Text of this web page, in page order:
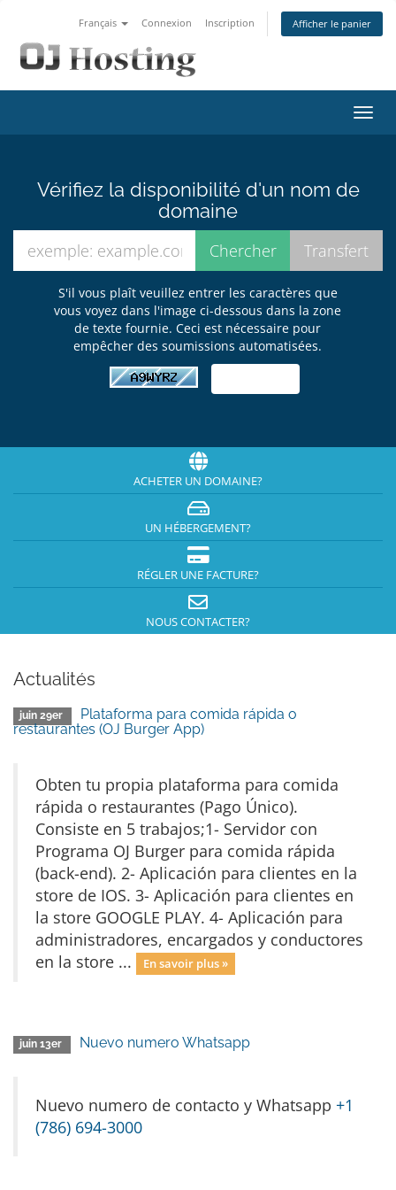
Français Connexion Inscription Afficher le panier
la
Vérifiez la disponibilité d'un nom de
domaine
S'il vous plaît veuillez entrer les caractères que
vous voyez dans l'image ci-dessous dans la zone
de texte fournie. Ceci est nécessaire pour
empêcher des soumissions automatisées.
ACHETER UN DOMAINE?
UN HÉBERGEMENT?
RÉGLER UNE FACTURE?
NOUS CONTACTER?
Actualités
juin 29er
Plataforma para comida rápida o
restaurantes (OJ Burger App)
Obten tu propia plataforma para comida
rápida o restaurantes (Pago Único).
Consiste en 5 trabajos;1- Servidor con
Programa OJ Burger para comida rápida
(back-end). 2- Aplicación para clientes en la
store de IOS. 3- Aplicación para clientes en
la store GOOGLE PLAY. 4- Aplicación para
administradores, encargados y conductores
en la store ...
En savoir plus »
juin 13er Nuevo numero Whatsapp
Nuevo numero de contacto y Whatsapp +1
(786) 694-3000